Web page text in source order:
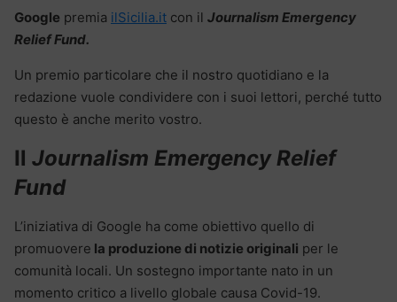
Google premia ilSicilia.it con il Journalism Emergency
Relief Fund.
Un premio particolare che il nostro quotidiano e la
redazione vuole condividere con i suoi lettori, perché tutto
questo è anche merito vostro.
Il Journalism Emergency Relief
Fund
L’iniziativa di Google ha come obiettivo quello di
promuovere la produzione di notizie originali per le
comunità locali. Un sostegno importante nato in un
momento critico a livello globale causa Covid-19.